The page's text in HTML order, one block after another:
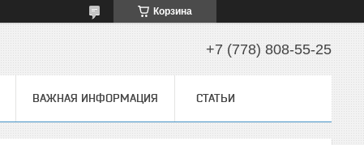
Корзина
+7 (778) 808-55-25
ВАЖНАЯ ИНФОРМАЦИЯ СТАТЬИ